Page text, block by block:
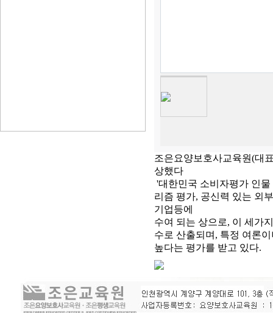
조은요양보호사교육원(대
상했다
'대한민국 소비자평가 인
리즘 평가, 공신력 있는 외
기업등에
수여 되는 상으로, 이 세가
수로 산출되며, 특정 여론
높다는 평가를 받고 있다.